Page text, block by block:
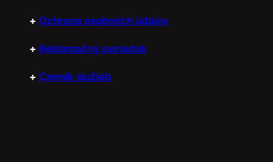
+ Ochrana osobných údajov
+ Reklamačný poriadok
+ Cenník služieb